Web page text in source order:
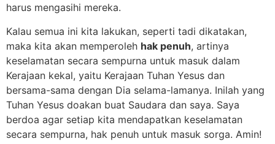
harus mengasihi mereka.
Kalau semua ini kita lakukan, seperti tadi dikatakan,
maka kita akan memperoleh hak penuh, artinya
keselamatan secara sempurna untuk masuk dalam
Kerajaan kekal, yaitu Kerajaan Tuhan Yesus dan
bersama-sama dengan Dia selama-lamanya. Inilah yang
Tuhan Yesus doakan buat Saudara dan saya. Saya
berdoa agar setiap kita mendapatkan keselamatan
secara sempurna, hak penuh untuk masuk sorga. Amin!